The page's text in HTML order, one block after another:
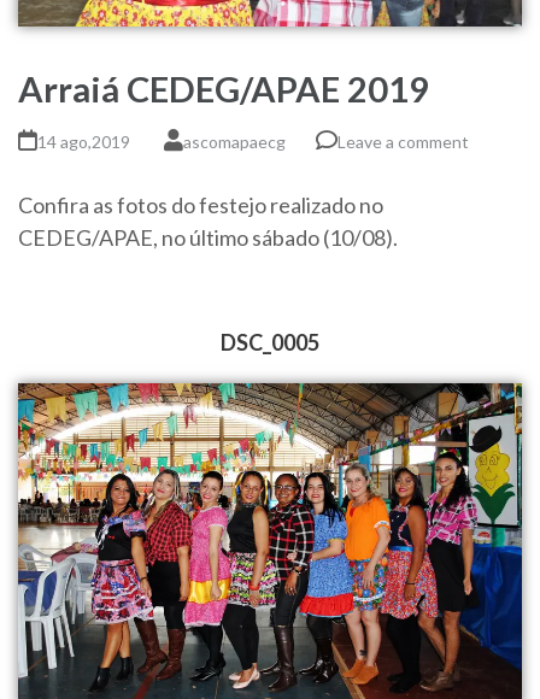
Arraiá CEDEG/APAE 2019
14 ago,2019 ascomapaecg Leave a comment
Confira as fotos do festejo realizado no
CEDEG/APAE, no último sábado (10/08).
DSC_0005